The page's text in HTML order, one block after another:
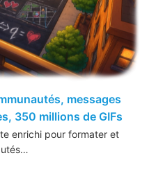
messages
350 millions de GIFs
enrichi pour formater et